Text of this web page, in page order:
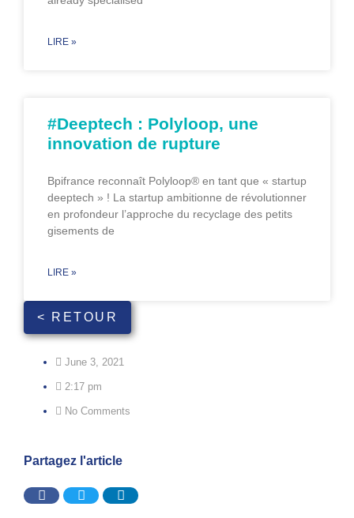
< RETOUR
June 3, 2021
2:17 pm
No Comments
Partagez l'article
LIRE »
#Deeptech : Polyloop, une
innovation de rupture
Bpifrance reconnaît Polyloop® en tant que « startup
deeptech » ! La startup ambitionne de révolutionner
en profondeur l’approche du recyclage des petits
gisements de
LIRE »